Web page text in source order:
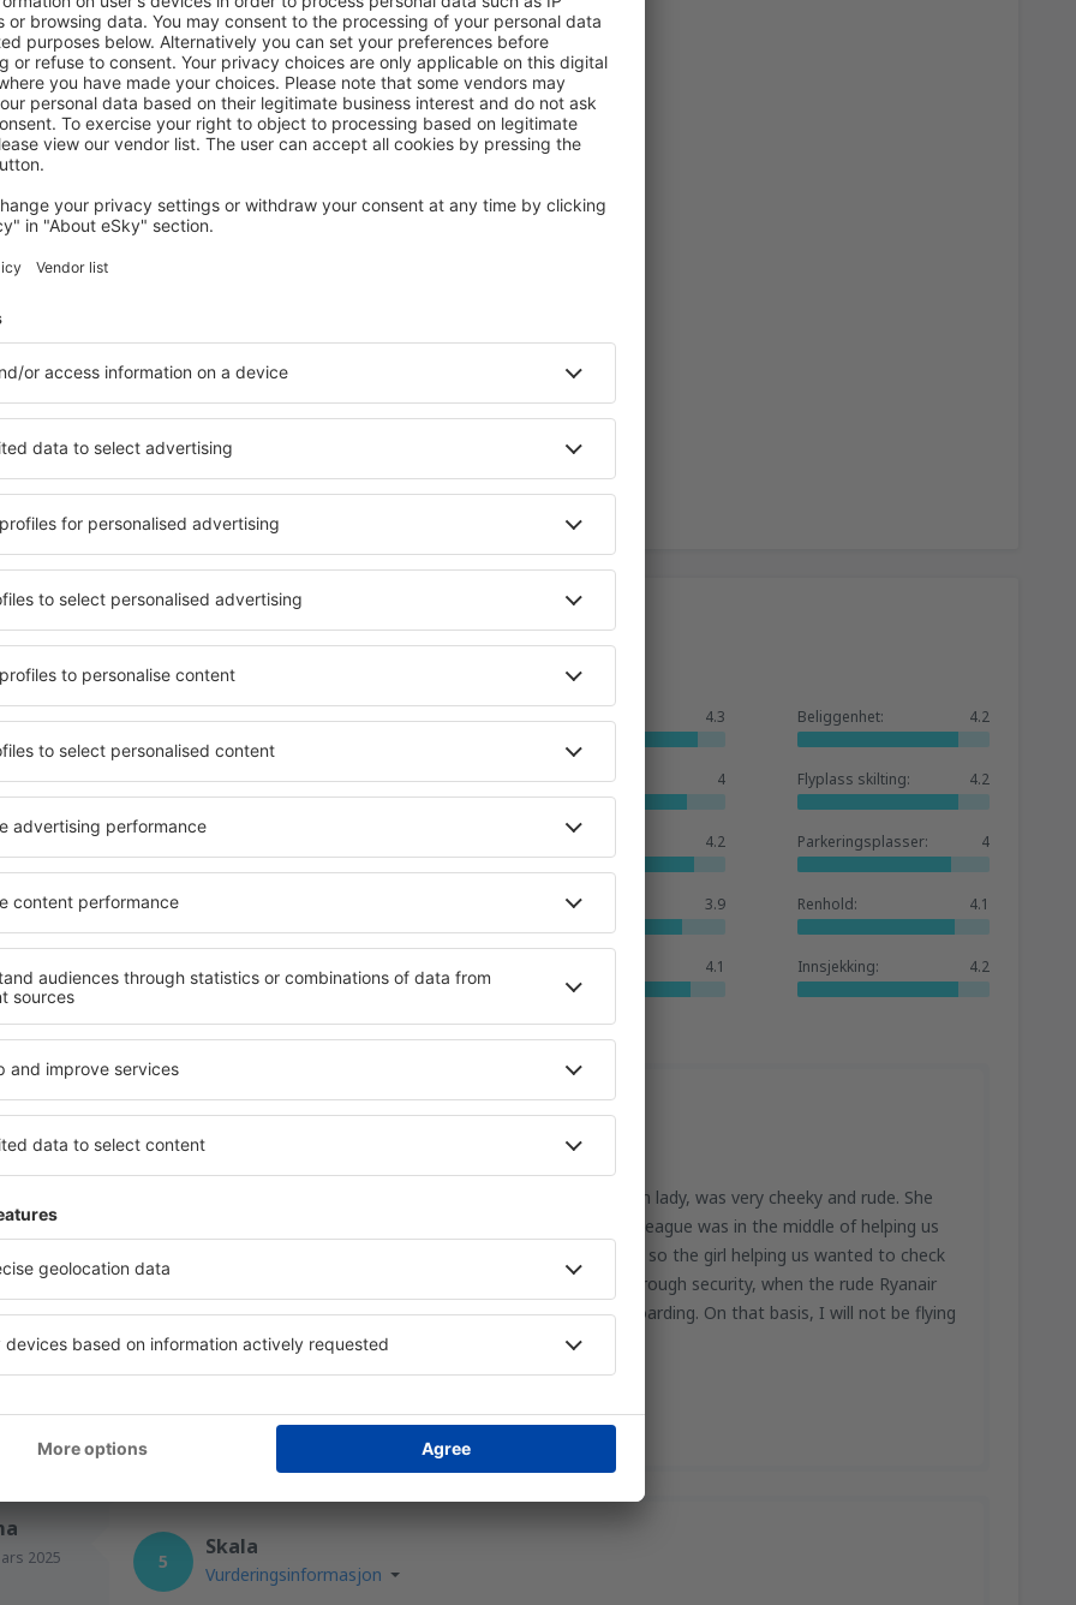
Lufthavn
på2376
fra ekte brukere
Generelt: 4.3 Beliggenhet: 4.2
Venterom: 4 Flyplass skilting: 4.2
4.2 Parkeringsplasser: 4
Hotellbase: 3.9 Renhold: 4.1
4.1 Innsjekking: 4.2
4.1
General review
The airport itself was ok. One member of staff, a foreign lady, was very cheeky and rude. She
attempted to close the flight gate, even though her colleague was in the middle of helping us
board. There was an issue with my daughter’s passport, so the girl helping us wanted to check
we were ok to proceed. We had already been cleared through security, when the rude Ryanair
woman at the flight was determined to stop us from boarding. On that basis, I will not be flying
with Ryanair in the future.
Hjelpsom
2025 5
Skala
Vurderingsinformasjon